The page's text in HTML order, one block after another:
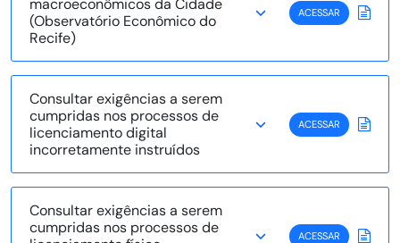
macroeconômicos da Cidade
(Observatório Econômico do
Recife)
ACESSAR
Consultar exigências a serem
cumpridas nos processos de
licenciamento digital
incorretamente instruídos
ACESSAR
Consultar exigências a serem
cumpridas nos processos de
ACESSAR